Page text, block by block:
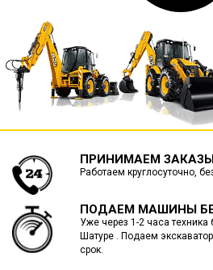
ПРИНИМАЕМ
Работаем круглосуточно,
ПОДАЕМ МАШИНЫ
Уже через 1-2 часа
Шатуре . Подаем
срок.